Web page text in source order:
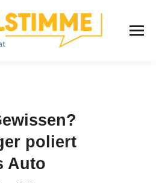
poliert
Auto